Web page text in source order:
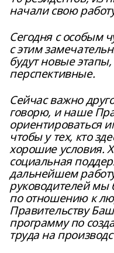
начали свою
Сегодня с особым
с этим
будут новые
перспективные.
Сейчас важно
говорю, и наше
ориентироваться
чтобы у тех, кто
хорошие условия.
социальная
дальнейшем
руководителей мы
по отношению к
Правительству
программу по
труда на